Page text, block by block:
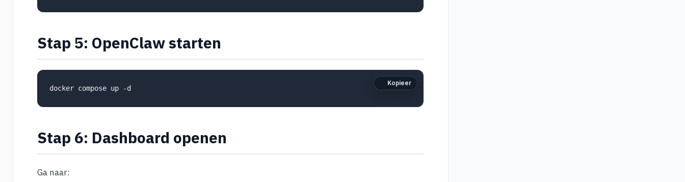
Stap 5: OpenClaw starten
Kopieer
Stap 6: Dashboard openen
Ga naar: